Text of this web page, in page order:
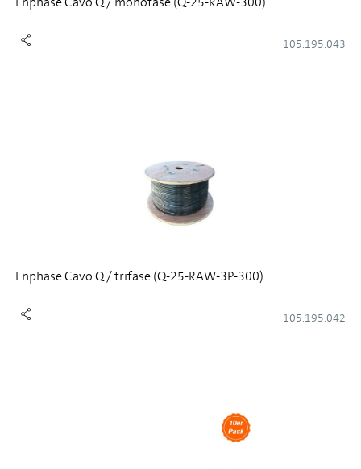
105.195.043
Enphase Cavo Q / trifase (Q-25-RAW-3P-300)
105.195.042